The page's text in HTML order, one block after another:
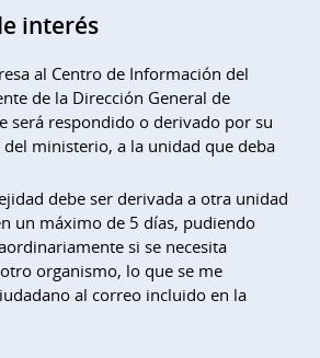
interés
al Centro de Información del
de la Dirección General de
será respondido o derivado por su
ministerio, a la unidad que deba
debe ser derivada a otra unidad
un máximo de 5 días, pudiendo
si se necesita
organismo, lo que se me
al correo incluido en la